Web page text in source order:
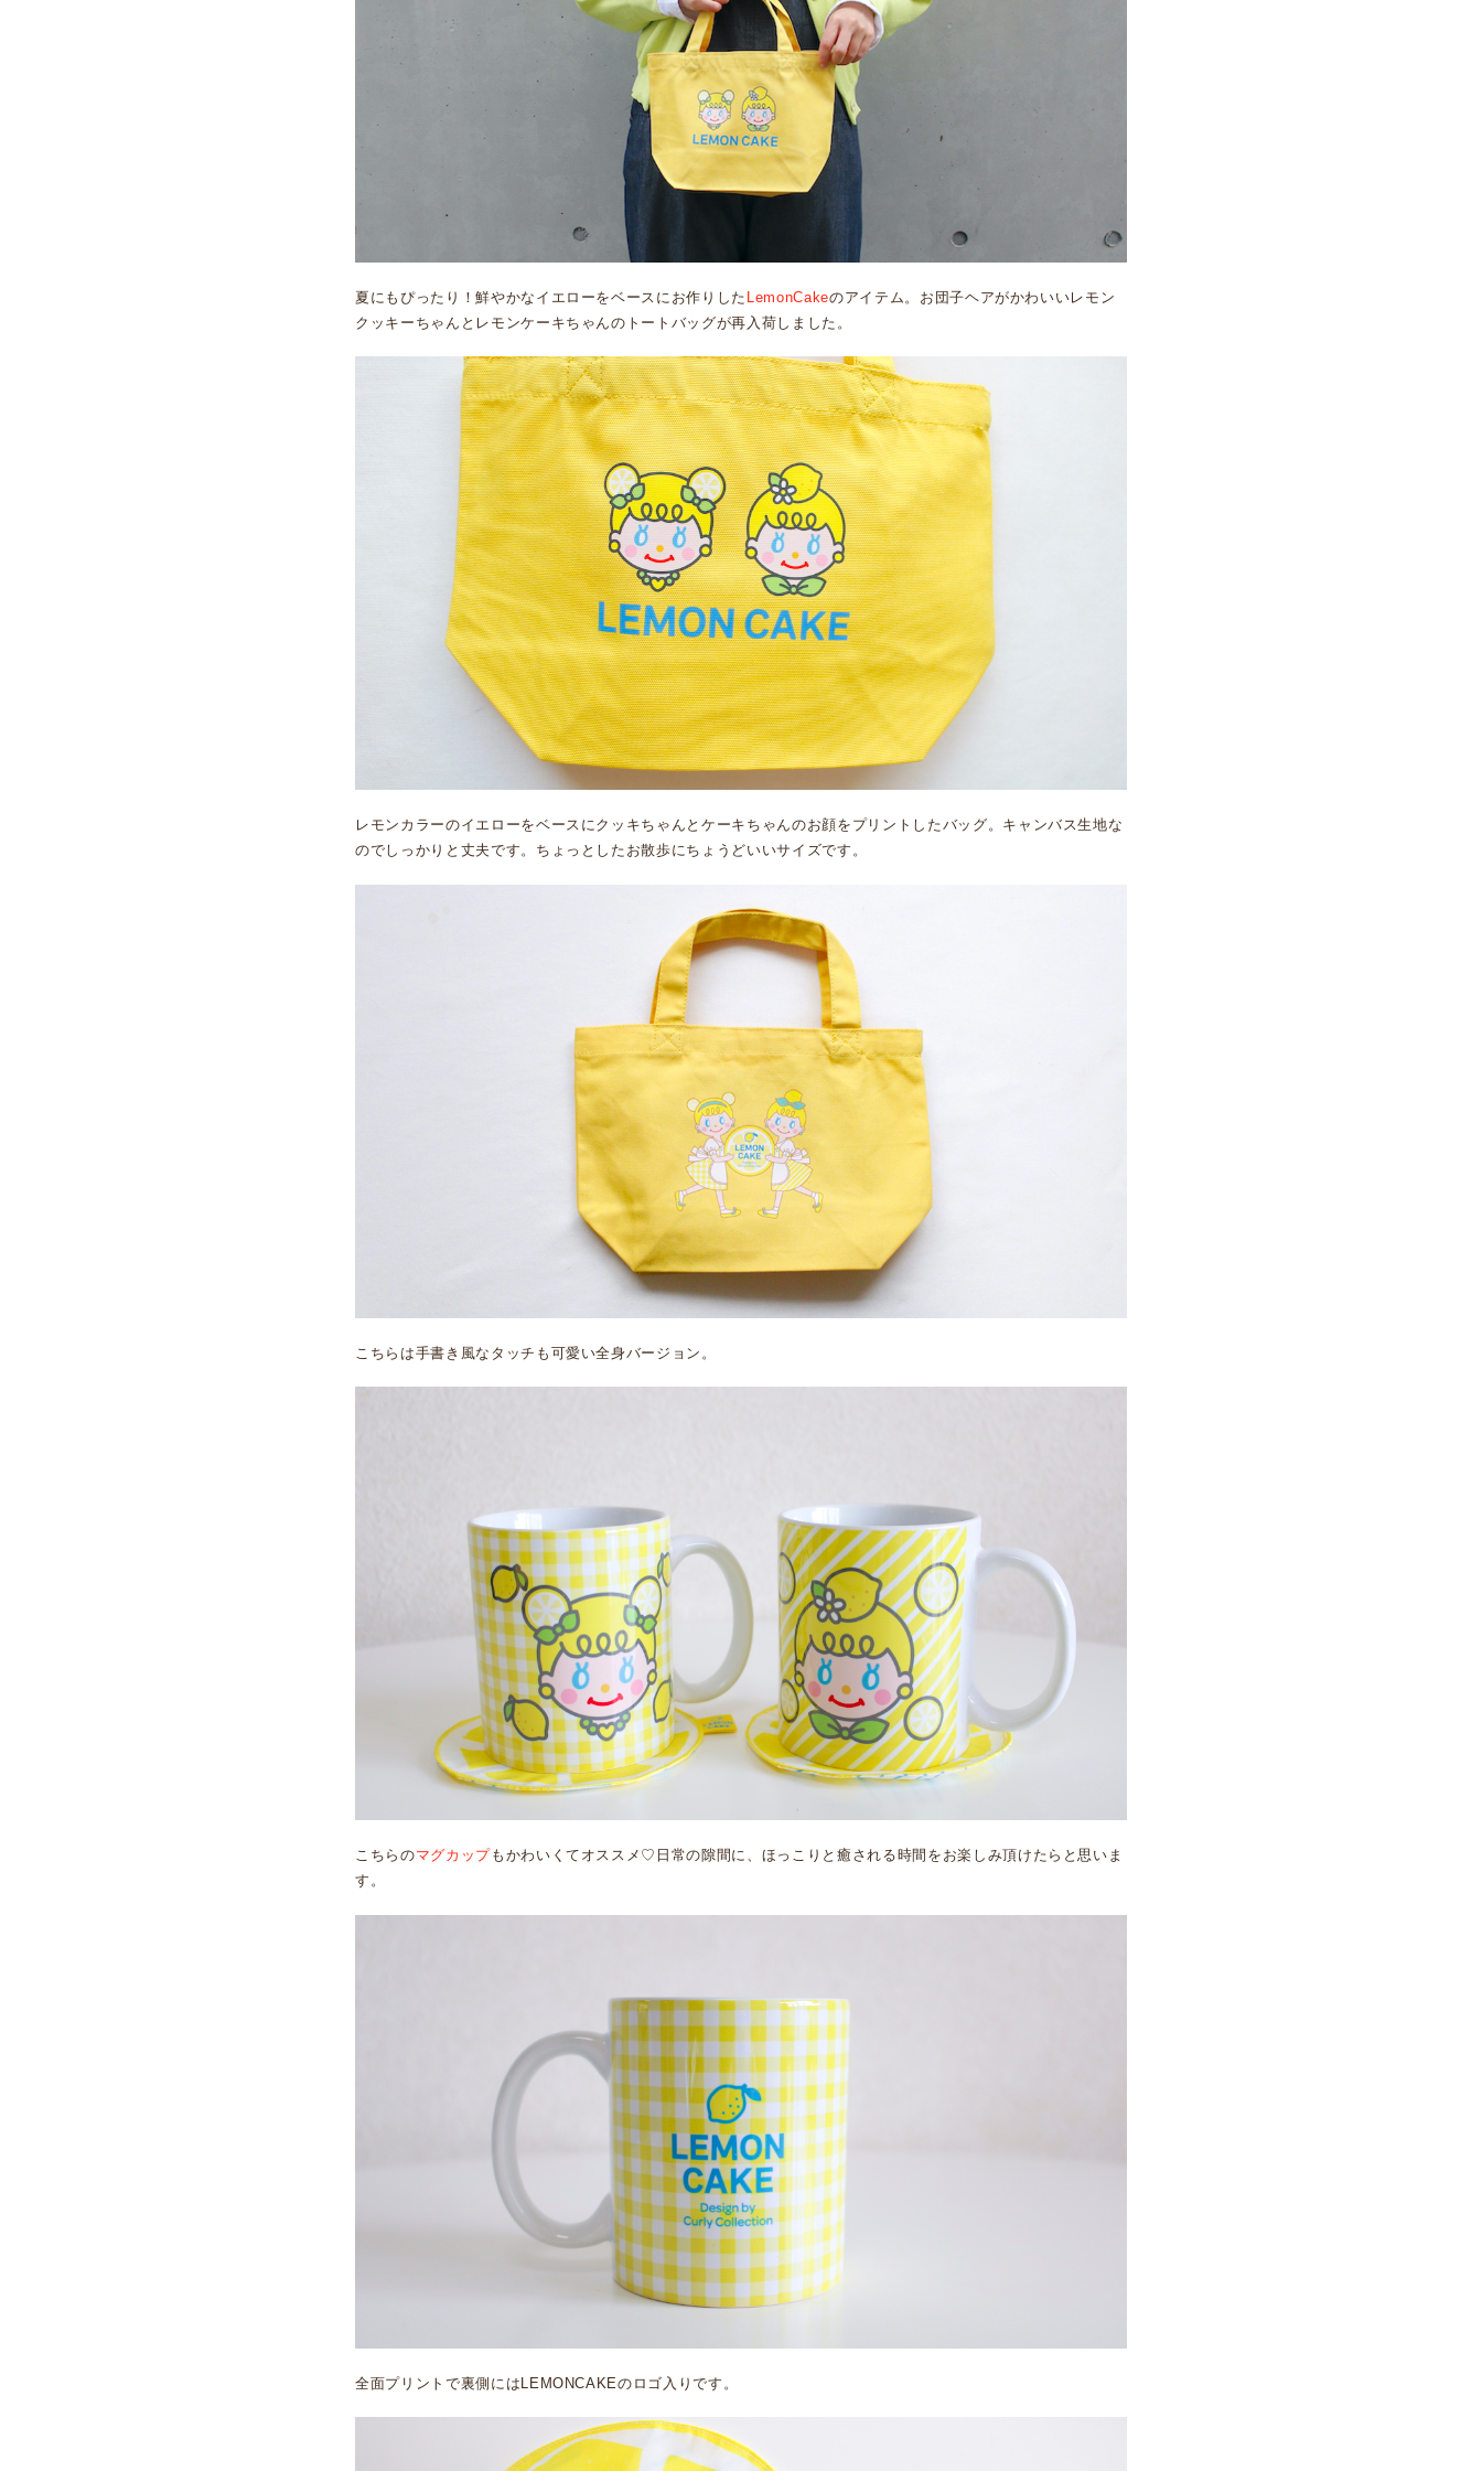
夏にもぴったり！鮮やかなイエローをベースにお作りした LemonCakeのアイテム。お団子ヘアがかわいいレモン
クッキーちゃんとレモンケーキちゃんのトートバッグが再入荷しました。
レモンカラーのイエローをベースにクッキちゃんとケーキちゃんのお顔をプリントしたバッグ。キャンバス生地な
のでしっかりと丈夫です。ちょっとしたお散歩にちょうどいいサイズです。
こちらは手書き風なタッチも可愛い全身バージョン。
こちらのマグカップもかわいくてオススメ♡日常の隙間に、ほっこりと癒される時間をお楽しみ頂けたらと思いま
す。
全面プリントで裏側にはLEMONCAKEのロゴ入りです。